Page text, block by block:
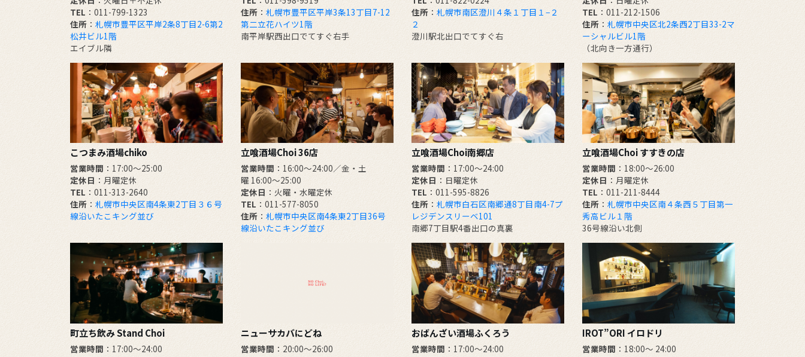
TEL ：011-799-1323
住所 ： 札幌市豊平区平岸2条8丁目2-6第2
松井ビル1階
エイブル隣
住所 ： 札幌市豊平区平岸3条13丁目7-12
第二立花ハイツ1階
南平岸駅西出口でてすぐ右手
住所 ： 札幌市南区澄川４条１丁目１−２
２
澄川駅北出口でてすぐ右
TEL ：011-212-1506
住所 ： 札幌市中央区北2条西2丁目33-2マ
ーシャルビル1階
（北向き一方通行）
こつまみ酒場chiko
営業時間 ：17:00～25:00
定休日 ：月曜定休
TEL ：011-313-2640
住所 ： 札幌市中央区南4条東2丁目３６号
線沿いたこキング並び
立喰酒場Choi 36店
営業時間 ：16:00～24:00／金・土
曜 16:00～25:00
定休日 ：火曜・水曜定休
TEL ：011-577-8050
住所 ： 札幌市中央区南4条東2丁目36号
線沿いたこキング並び
立喰酒場Choi南郷店
営業時間 ：17:00～24:00
定休日 ：日曜定休
TEL ：011-595-8826
住所 ： 札幌市白石区南郷通8丁目南4-7プ
レジデンスリーベ101
南郷7丁目駅4番出口の真裏
立喰酒場Choi すすきの店
営業時間 ：18:00～26:00
定休日 ：月曜定休
TEL ：011-211-8444
住所 ： 札幌市中央区南４条西５丁目第一
秀高ビル１階
36号線沿い北側
町立ち飲み Stand Choi
営業時間 ：17:00〜24:00
ニューサカバにどね
営業時間 ：20:00～26:00
おばんざい酒場ふくろう
営業時間 ：17:00～24:00
IROT”ORI イロドリ
営業時間 ：18:00～ 24:00